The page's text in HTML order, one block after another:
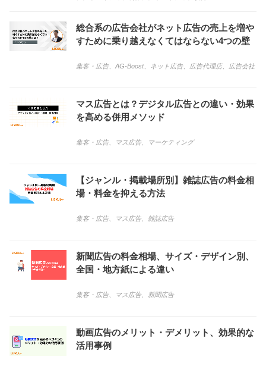
総合系の広告会社がネット広告の売上を増や
すために乗り越えなくてはならない4つの壁
集客・広告、 AG-Boost、 ネット広告、 広告代理店、 広告会社
マス広告とは？デジタル広告との違い・効果
を高める併用メソッド
集客・広告、 マス広告、 マーケティング
【ジャンル・掲載場所別】雑誌広告の料金相
場・料金を抑える方法
集客・広告、 マス広告、 雑誌広告
新聞広告の料金相場、サイズ・デザイン別、
全国・地方紙による違い
集客・広告、 マス広告、 新聞広告
動画広告のメリット・デメリット、効果的な
活用事例